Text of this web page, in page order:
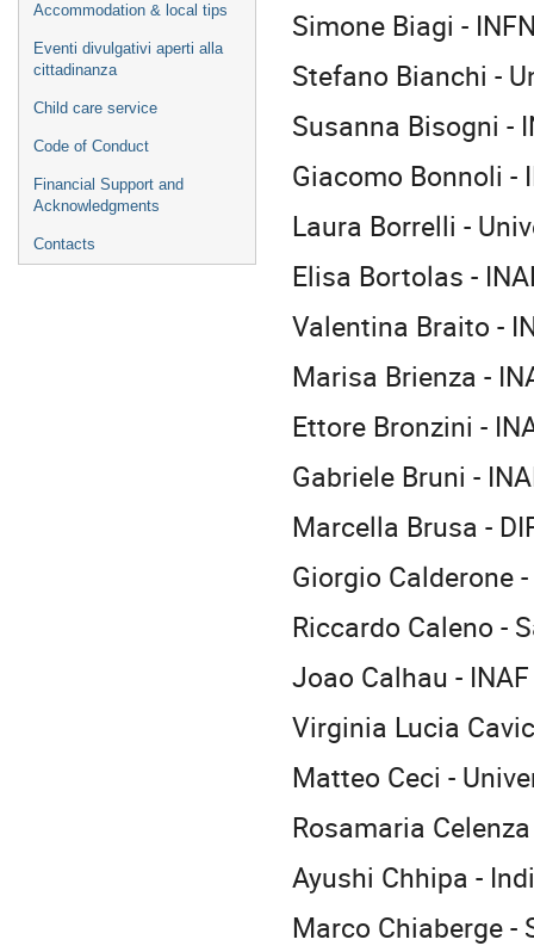
Accommodation & local tips
Eventi divulgativi aperti alla
cittadinanza
Child care service
Code of Conduct
Financial Support and
Acknowledgments
Contacts
Simone Biagi -
Stefano Bianchi -
Susanna Bisogni -
Giacomo Bonnoli -
Laura Borrelli -
Elisa Bortolas -
Valentina Braito -
Marisa Brienza -
Ettore Bronzini -
Gabriele Bruni -
Marcella Brusa -
Giorgio Calderone
Riccardo Caleno -
Joao Calhau -
Virginia Lucia
Matteo Ceci -
Rosamaria
Ayushi Chhipa -
Marco Chiaberge -